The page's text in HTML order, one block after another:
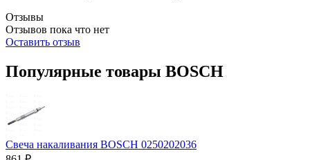
Отзывы
Отзывов пока что нет
Оставить отзыв
Популярные товары BOSCH
Свеча накаливания BOSCH 0250202036